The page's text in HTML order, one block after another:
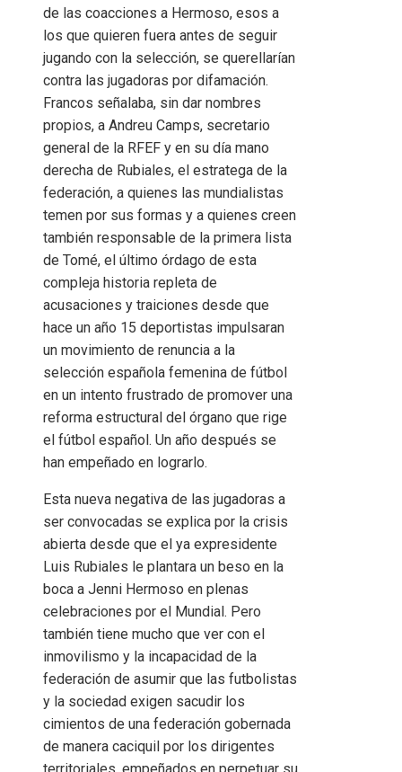
de las coacciones a Hermoso, esos a
los que quieren fuera antes de seguir
jugando con la selección, se querellarían
contra las jugadoras por difamación.
Francos señalaba, sin dar nombres
propios, a Andreu Camps, secretario
general de la RFEF y en su día mano
derecha de Rubiales, el estratega de la
federación, a quienes las mundialistas
temen por sus formas y a quienes creen
también responsable de la primera lista
de Tomé, el último órdago de esta
compleja historia repleta de
acusaciones y traiciones desde que
hace un año 15 deportistas impulsaran
un movimiento de renuncia a la
selección española femenina de fútbol
en un intento frustrado de promover una
reforma estructural del órgano que rige
el fútbol español. Un año después se
han empeñado en lograrlo.
Esta nueva negativa de las jugadoras a
ser convocadas se explica por la crisis
abierta desde que el ya expresidente
Luis Rubiales le plantara un beso en la
boca a Jenni Hermoso en plenas
celebraciones por el Mundial. Pero
también tiene mucho que ver con el
inmovilismo y la incapacidad de la
federación de asumir que las futbolistas
y la sociedad exigen sacudir los
cimientos de una federación gobernada
de manera caciquil por los dirigentes
territoriales, empeñados en perpetuar su